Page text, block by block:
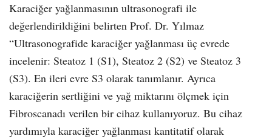
Karaciğer yağlanmasının ultrasonografi ile
değerlendirildiğini belirten Prof. Dr. Yılmaz
“Ultrasonografide karaciğer yağlanması üç evrede
incelenir: Steatoz 1 (S1), Steatoz 2 (S2) ve Steatoz 3
(S3). En ileri evre S3 olarak tanımlanır. Ayrıca
karaciğerin sertliğini ve yağ miktarını ölçmek için
Fibroscanadı verilen bir cihaz kullanıyoruz. Bu cihaz
yardımıyla karaciğer yağlanması kantitatif olarak